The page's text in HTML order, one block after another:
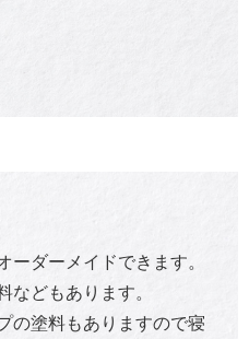
ーダーメイドできます。
などもあります。
の塗料もありますので寝